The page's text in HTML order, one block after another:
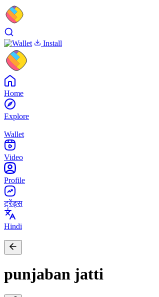
Install
Home
Explore
Wallet
Video
Profile
ट्रेंड्स
Hindi
punjaban jatti